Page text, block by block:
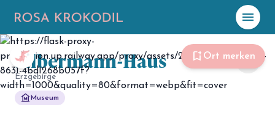
menu
☀️ Heute
Plane mit Kroki
bookmark_add Ort merken
Silbermann-Haus
Erzgebirge
museum Museum
share